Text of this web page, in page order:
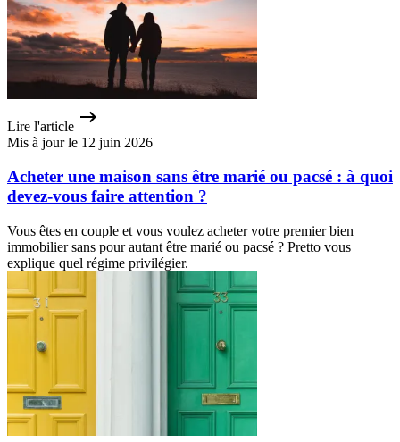
Lire l'article
Mis à jour le 12 juin 2026
Acheter une maison sans être marié ou pacsé : à quoi
devez-vous faire attention ?
Vous êtes en couple et vous voulez acheter votre premier bien
immobilier sans pour autant être marié ou pacsé ? Pretto vous
explique quel régime privilégier.